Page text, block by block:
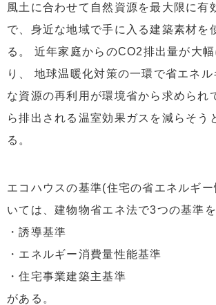
風土に合わせて自然資源を最大限に有
で、身近な地域で手に入る建築素材を
る。 近年家庭からのCO2排出量が大
り、 地球温暖化対策の一環で省エネ
な資源の再利用が環境省から求められ
ら排出される温室効果ガスを減らそう
る。
エコハウスの基準(住宅の省エネルギ
いては、建物物省エネ法で3つの基準
・誘導基準
・エネルギー消費量性能基準
・住宅事業建築主基準
がある。